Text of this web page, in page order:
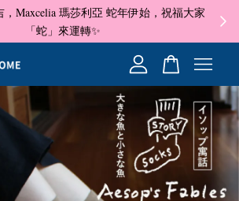
，Maxcelia 瑪莎利亞 蛇年伊始，祝福大家
「蛇」來運轉✨
✦
物車目前還是空的。
繼續購物